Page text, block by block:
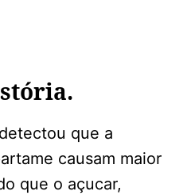
que a
causam maior
que o açucar,